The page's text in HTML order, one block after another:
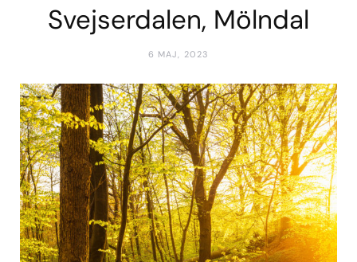
Svejserdalen, Mölndal
6 MAJ, 2023